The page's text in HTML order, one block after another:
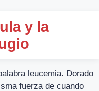
y la
leucemia. Dorado
fuerza de cuando